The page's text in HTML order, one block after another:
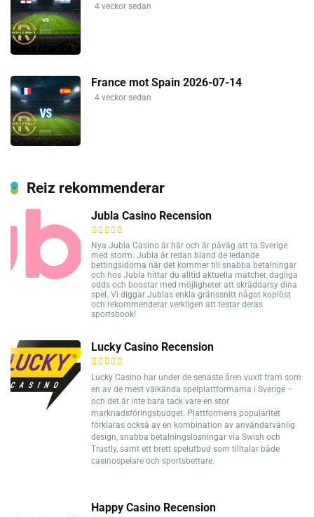
4 veckor sedan
France mot Spain 2026-07-14
4 veckor sedan
Reiz rekommenderar
Jubla Casino Recension
Nya Jubla Casino är här och är påväg att ta Sverige
med storm. Jubla är redan bland de ledande
bettingsidorna när det kommer till snabba betalningar
och hos Jubla hittar du alltid aktuella matcher, dagliga
odds och boostar med möjligheter att skräddarsy dina
spel. Vi diggar Jublas enkla gränssnitt något kopiöst
och rekommenderar verkligen att testar deras
sportsbook!
Lucky Casino Recension
Lucky Casino har under de senaste åren vuxit fram som
en av de mest välkända spelplattformarna i Sverige –
och det är inte bara tack vare en stor
marknadsföringsbudget. Plattformens popularitet
förklaras också av en kombination av användarvänlig
design, snabba betalningslösningar via Swish och
Trustly, samt ett brett spelutbud som tilltalar både
casinospelare och sportsbettare.
Happy Casino Recension